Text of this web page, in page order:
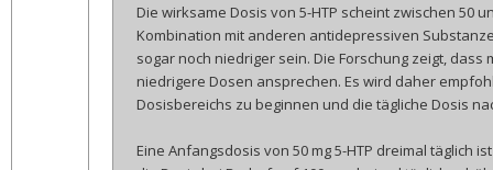
Die wirksame Dosis von 5-HTP scheint zwischen 50
Kombination mit anderen antidepressiven
sogar noch niedriger sein. Die Forschung zeigt,
niedrigere Dosen ansprechen. Es wird daher
Dosisbereichs zu beginnen und die tägliche Dosis
Eine Anfangsdosis von 50 mg 5-HTP dreimal täglich